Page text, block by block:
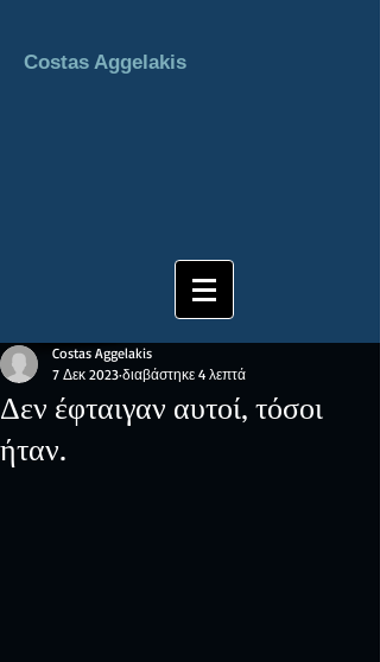
Costas Aggelakis
Δεν έφταιγαν αυτοί, τόσοι
ήταν.
Costas Aggelakis
7 Δεκ 2023 διαβάστηκε 4 λεπτά